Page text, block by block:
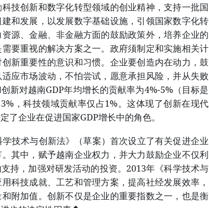
技创新和数字化转型领域的创业精神，支持一批国
和发展，以发展数字基础设施，引领国家数字化转
源、金融、非金融方面的鼓励政策外，培养企业的
要重视的解决方案之一。政府须制定和实施相关计
新重要性的意识和习惯。企业要创造内在动力，鼓
应市场波动，不怕尝试，愿意承担风险，并从失败
新对越南GDP年均增长的贡献率为4%-5%（目标是
，科技领域贡献率仅占1%。这体现了创新在现代
了企业在促进国家GDP增长中的角色。
技术与创新法》（草案）首次设立了有关促进企业
其中，赋予越南企业权力，并大力鼓励企业不仅利
持，加强对研发活动的投资。2013年《科学技术与
科技成就、工艺和管理方案，提高社经发展效率，
附加值。创新不仅是企业的重要指数之一，也是衡